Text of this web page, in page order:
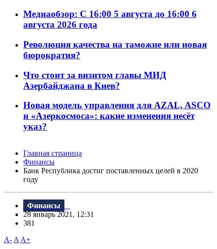
Медиаобзор: С 16:00 5 августа до 16:00 6
августа 2026 года
Революция качества на таможне или новая
бюрократия?
Что стоит за визитом главы МИД
Азербайджана в Киев?
Новая модель управления для AZAL, ASCO
и «Азеркосмоса»: какие изменения несёт
указ?
Главная страница
Финансы
Банк Республика достиг поставленных целей в 2020
году
Финансы
28 январь 2021, 12:31
381
A- A A+